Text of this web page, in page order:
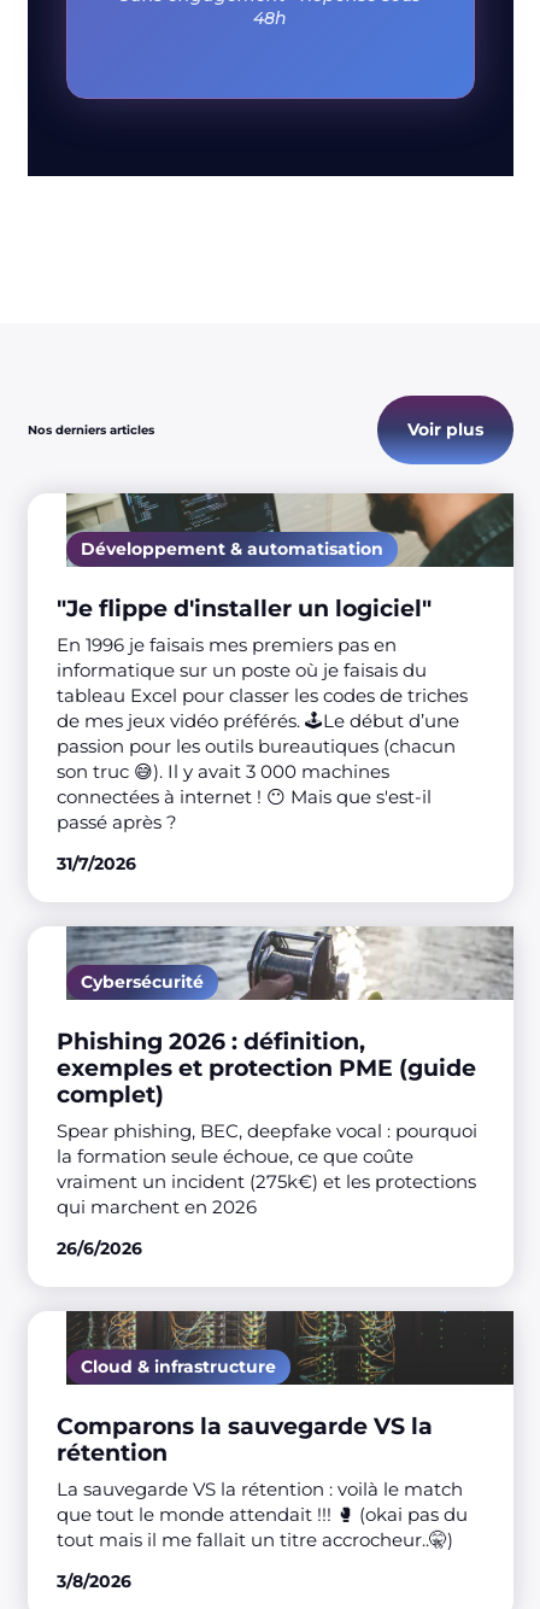
48h
Nos derniers articles Voir plus
Développement & automatisation
"Je flippe d'installer un logiciel"
En 1996 je faisais mes premiers pas en
informatique sur un poste où je faisais du
tableau Excel pour classer les codes de triches
de mes jeux vidéo préférés. 🕹️Le début d’une
passion pour les outils bureautiques (chacun
son truc 😅). Il y avait 3 000 machines
connectées à internet ! 😶 Mais que s'est-il
passé après ?
31/7/2026
Cybersécurité
Phishing 2026 : définition,
exemples et protection PME (guide
complet)
Spear phishing, BEC, deepfake vocal : pourquoi
la formation seule échoue, ce que coûte
vraiment un incident (275k€) et les protections
qui marchent en 2026
26/6/2026
Cloud & infrastructure
Comparons la sauvegarde VS la
rétention
La sauvegarde VS la rétention : voilà le match
que tout le monde attendait !!! 🥊 (okai pas du
tout mais il me fallait un titre accrocheur..🤫)
3/8/2026